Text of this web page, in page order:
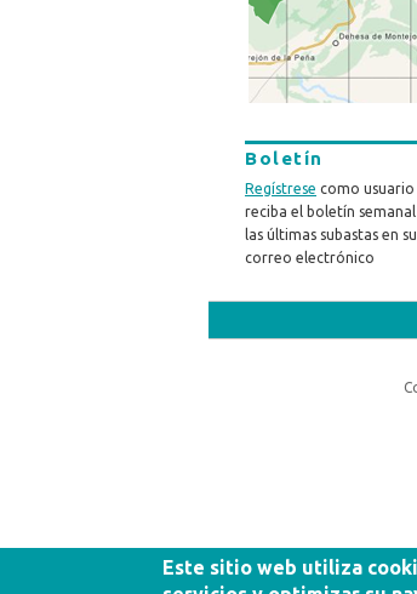
Boletín
Regístrese como usuario
reciba el boletín
las últimas subastas en su
correo electrónico
Este sitio web utiliza